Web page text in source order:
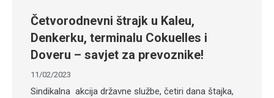
Četvorodnevni štrajk u Kaleu,
Denkerku, terminalu Cokuelles i
Doveru – savjet za prevoznike!
11/02/2023
Sindikalna akcija državne službe, četiri dana štajka,